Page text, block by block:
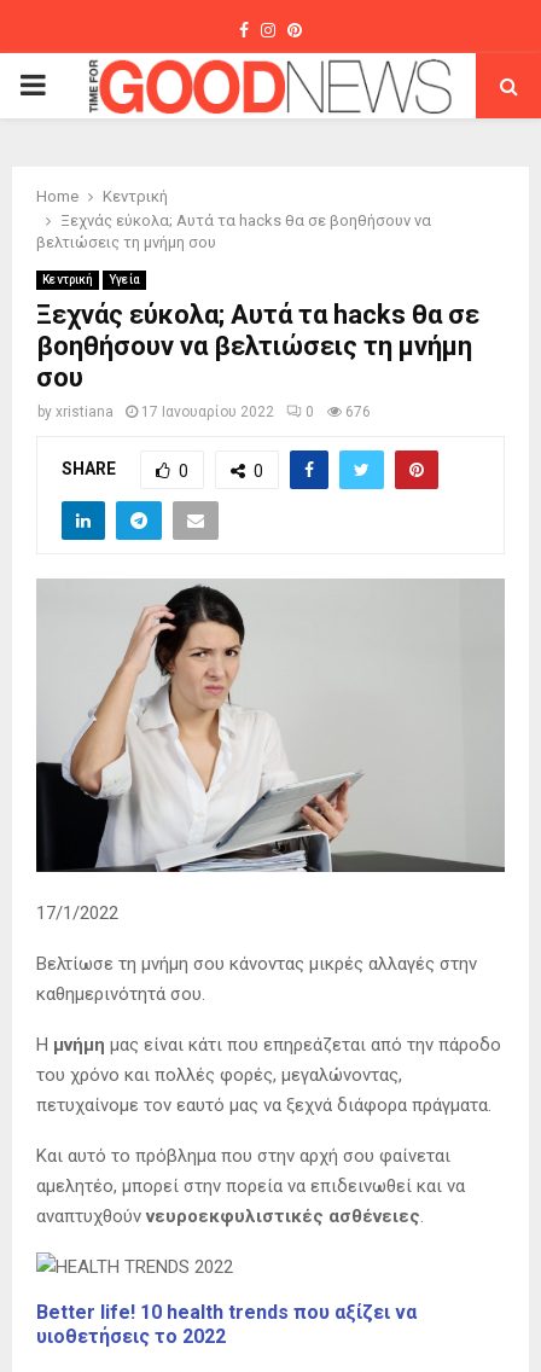
Facebook
Instagram
Pinterest
PRIMARY
Home
Κεντρική
Ξεχνάς εύκολα; Αυτά τα hacks θα σε βοηθήσουν να
βελτιώσεις τη μνήμη σου
Κεντρική Υγεία
Ξεχνάς εύκολα; Αυτά τα hacks θα σε
βοηθήσουν να βελτιώσεις τη μνήμη
σου
by xristiana 17 Ιανουαρίου 2022 0 676
SHARE 0 0
17/1/2022
Βελτίωσε τη μνήμη σου κάνοντας μικρές αλλαγές στην
καθημερινότητά σου.
Η μνήμη μας είναι κάτι που επηρεάζεται από την πάροδο
του χρόνο και πολλές φορές, μεγαλώνοντας,
πετυχαίνομε τον εαυτό μας να ξεχνά διάφορα πράγματα.
Και αυτό το πρόβλημα που στην αρχή σου φαίνεται
αμελητέο, μπορεί στην πορεία να επιδεινωθεί και να
αναπτυχθούννευροεκφυλιστικές ασθένειες.
Better life! 10 health trends που αξίζει να
υιοθετήσεις το 2022